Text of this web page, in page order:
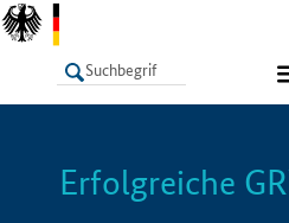
LISTE
Erfolgreiche